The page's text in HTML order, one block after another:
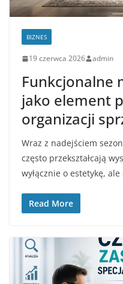
BIZNES
19 czerwca 2026 admin
Funkcjonalne
jako element
organizacji
Wraz z nadejściem
często przekształcają
wyłącznie o estetykę,
Read More